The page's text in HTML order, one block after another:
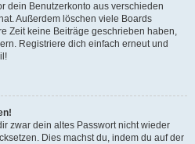
dein Benutzerkonto aus verschieden
Außerdem löschen viele Boards
Zeit keine Beiträge geschrieben haben,
Registriere dich einfach erneut und
zwar dein altes Passwort nicht wieder
Dies machst du, indem du auf der